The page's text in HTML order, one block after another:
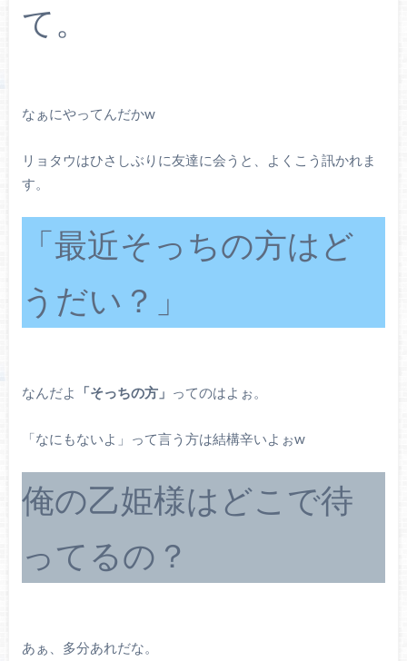
て。
なぁにやってんだかw
リョタウはひさしぶりに友達に会うと、よくこう訊かれま
す。
「最近そっちの方はど
うだい？」
なんだよ 「そっちの方」 ってのはよぉ。
「なにもないよ」って言う方は結構辛いよぉw
俺の乙姫様はどこで待
ってるの？
あぁ、多分あれだな。